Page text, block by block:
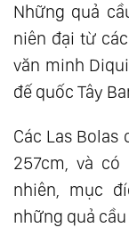
Những quả
niên đại từ
văn minh
đế quốc Tây
Các Las
257cm, và
nhiên, mục
những quả